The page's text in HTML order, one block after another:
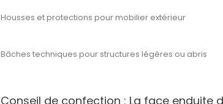
Housses et protections pour mobilier extérieur
Bâches techniques pour structures légères ou abris
Conseil de confection : La face enduite